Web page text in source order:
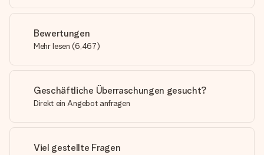
Bewertungen
Mehr lesen (6,467)
Geschäftliche Überraschungen gesucht?
Direkt ein Angebot anfragen
Viel gestellte Fragen